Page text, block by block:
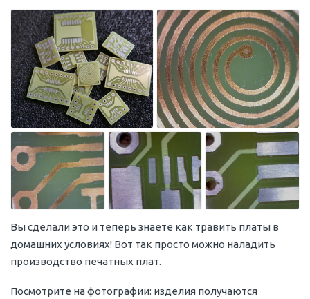
Вы сделали это и теперь знаете как травить платы в
домашних условиях! Вот так просто можно наладить
производство печатных плат.
Посмотрите на фотографии: изделия получаются